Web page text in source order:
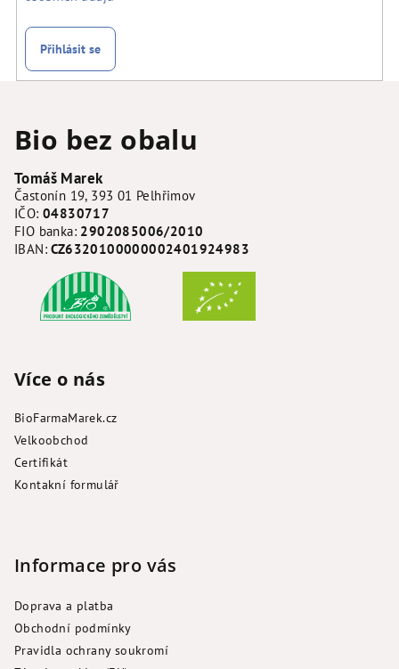
Přihlásit se
Bio bez obalu
Tomáš Marek
Častonín 19, 393 01 Pelhřimov
IČO: 04830717
FIO banka: 2902085006/2010
IBAN:CZ6320100000002401924983
Více o nás
BioFarmaMarek.cz
Velkoobchod
Certifikát
Kontakní formulář
Informace pro vás
Doprava a platba
Obchodní podmínky
Pravidla ochrany soukromí